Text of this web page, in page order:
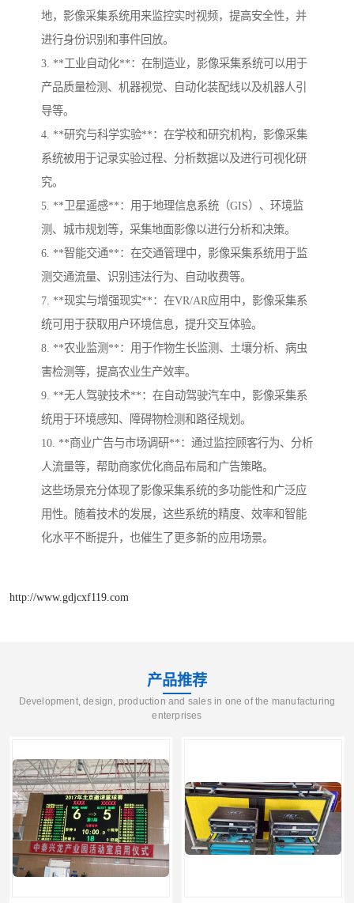
地，影像采集系统用来监控实时视频，提高安全性，并
进行身份识别和事件回放。
3. **工业自动化**：在制造业，影像采集系统可以用于
产品质量检测、机器视觉、自动化装配线以及机器人引
导等。
4. **研究与科学实验**：在学校和研究机构，影像采集
系统被用于记录实验过程、分析数据以及进行可视化研
究。
5. **卫星遥感**：用于地理信息系统（GIS）、环境监
测、城市规划等，采集地面影像以进行分析和决策。
6. **智能交通**：在交通管理中，影像采集系统用于监
测交通流量、识别违法行为、自动收费等。
7. **现实与增强现实**：在VR/AR应用中，影像采集系
统可用于获取用户环境信息，提升交互体验。
8. **农业监测**：用于作物生长监测、土壤分析、病虫
害检测等，提高农业生产效率。
9. **无人驾驶技术**：在自动驾驶汽车中，影像采集系
统用于环境感知、障碍物检测和路径规划。
10. **商业广告与市场调研**：通过监控顾客行为、分析
人流量等，帮助商家优化商品布局和广告策略。
这些场景充分体现了影像采集系统的多功能性和广泛应
用性。随着技术的发展，这些系统的精度、效率和智能
化水平不断提升，也催生了更多新的应用场景。
http://www.gdjcxf119.com
产品推荐
Development, design, production and sales in one of the manufacturing
enterprises